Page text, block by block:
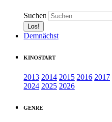
Suchen
Demnächst
KINOSTART
2013 2014 2015 2016 2017
2024 2025 2026
GENRE